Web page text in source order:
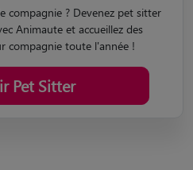
compagnie ? Devenez pet sitter
Animaute et accueillez des
compagnie toute l'année !
Pet Sitter